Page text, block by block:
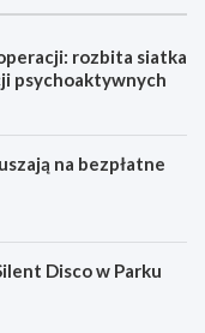
rozbita siatka
psychoaktywnych
na bezpłatne
Disco w Parku